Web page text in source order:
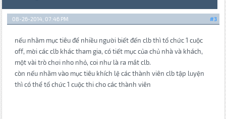
#3
08-26-2014, 07:46 PM
nếu nhằm mục tiêu để nhiều người biết đến clb thì tổ chức 1 cuộc
off, mời các clb khác tham gia, có tiết mục của chủ nhà và khách,
một vài trò chơi nho nhỏ, coi như là ra mắt clb.
còn nếu nhằm vào mục tiêu khích lệ các thành viên clb tập luyện
thì có thể tổ chức 1 cuộc thi cho các thành viên